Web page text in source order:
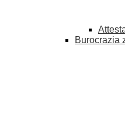
Burocrazia